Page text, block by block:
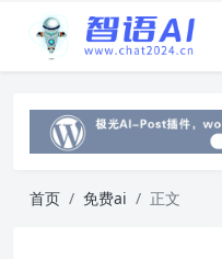
首页 免费ai 正文